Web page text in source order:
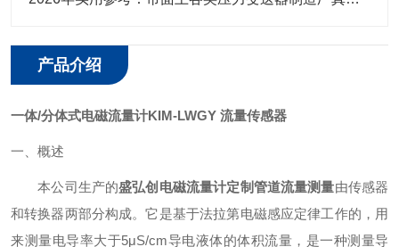
产品介绍
一体/分体式电磁流量计KIM-LWGY 流量传感器
一、概述
本公司生产的盛弘创电磁流量计定制管道流量测量由传感器
和转换器两部分构成。它是基于法拉第电磁感应定律工作的，用
来测量电导率大于5μS/cm导电液体的体积流量，是一种测量导